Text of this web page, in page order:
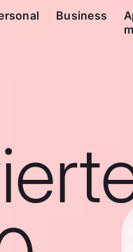
Business